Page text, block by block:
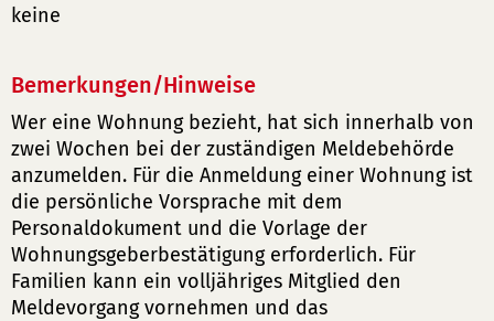
keine
Bemerkungen/Hinweise
Wer eine Wohnung bezieht, hat sich innerhalb von
zwei Wochen bei der zuständigen Meldebehörde
anzumelden. Für die Anmeldung einer Wohnung ist
die persönliche Vorsprache mit dem
Personaldokument und die Vorlage der
Wohnungsgeberbestätigung erforderlich. Für
Familien kann ein volljähriges Mitglied den
Meldevorgang vornehmen und das